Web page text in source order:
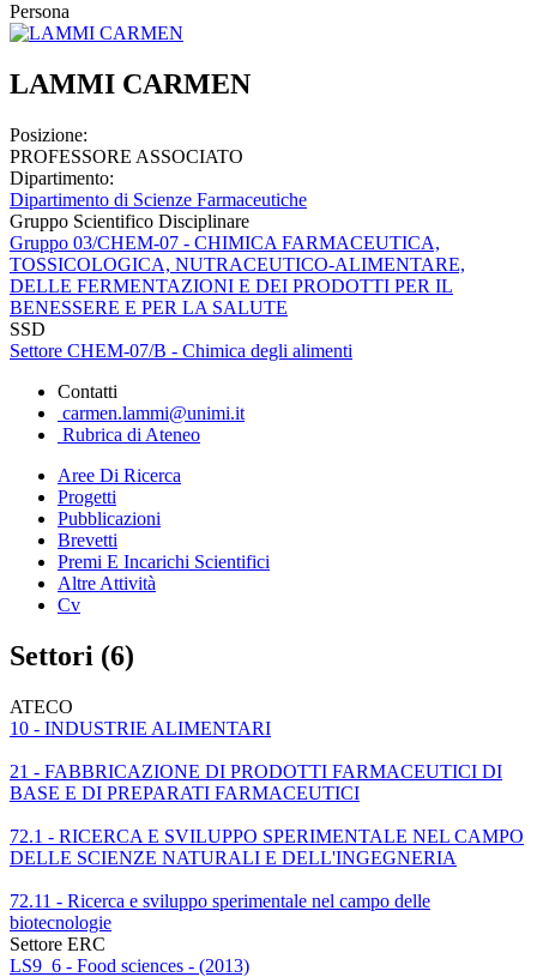
Persona
LAMMI CARMEN
Posizione:
PROFESSORE ASSOCIATO
Dipartimento:
Dipartimento di Scienze Farmaceutiche
Gruppo Scientifico Disciplinare
Gruppo 03/CHEM-07 - CHIMICA FARMACEUTICA,
TOSSICOLOGICA, NUTRACEUTICO-ALIMENTARE,
DELLE FERMENTAZIONI E DEI PRODOTTI PER IL
BENESSERE E PER LA SALUTE
SSD
Settore CHEM-07/B - Chimica degli alimenti
Contatti
carmen.lammi@unimi.it
Rubrica di Ateneo
Aree Di Ricerca
Progetti
Pubblicazioni
Brevetti
Premi E Incarichi Scientifici
Altre Attività
Cv
Settori (6)
ATECO
10 - INDUSTRIE ALIMENTARI
21 - FABBRICAZIONE DI PRODOTTI FARMACEUTICI DI
BASE E DI PREPARATI FARMACEUTICI
72.1 - RICERCA E SVILUPPO SPERIMENTALE NEL CAMPO
DELLE SCIENZE NATURALI E DELL'INGEGNERIA
72.11 - Ricerca e sviluppo sperimentale nel campo delle
biotecnologie
Settore ERC
LS9_6 - Food sciences - (2013)